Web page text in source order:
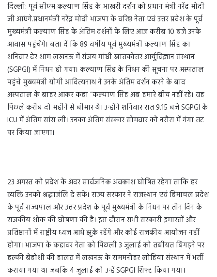
दिल्ली: पूर्व सीएम कल्याण सिंह के आखरी दर्शन को प्रधान मंत्री नरेंद्र मोदी
जी आएंगे.प्रधानमंत्री नरेंद्र मोदी भाजपा के वरिष्ठ नेता एवं उत्तर प्रदेश के पूर्व
मुख्यमंत्री कल्याण सिंह के अंतिम दर्शनों के लिए आज करीब 10 बजे उनके
आवास पहुंचेंगे। बता दें कि 89 वर्षीय पूर्व मुख्यमंत्री कल्याण सिंह का
शनिवार देर शाम लखनऊ में संजय गांधी स्नातकोत्तर आर्युविज्ञान संस्थान
(SGPGI) में निधन हो गया। कल्याण सिंह के निधन की सूचना पर अस्पताल
पहुंचे मुख्यमंत्री योगी आदित्यनाथ ने उनके अंतिम दर्शन करने के बाद
अस्पताल के बाहर आकर कहा ”कल्याण सिंह अब हमारे बीच नहीं रहे। वह
पिछले करीब दो महीने से बीमार थे। उन्होंने शनिवार रात 9.15 बजे SGPGI के
ICU में अंतिम सांस ली। उनका अंतिम संस्कार सोमवार को नरौरा में गंगा तट
पर किया जाएगा।
23 अगस्त को प्रदेश के अंदर सार्वजनिक अवकाश घोषित रहेगा ताकि हर
व्यक्ति उनको श्रद्धाजंलि दे सकें। राज्य सरकार ने राजस्थान एवं हिमाचल प्रदेश
के पूर्व राज्यपाल और उत्तर प्रदेश के पूर्व मुख्यमंत्री के निधन पर तीन दिन के
राजकीय शोक की घोषणा की है। इस दौरान सभी सरकारी इमारतों और
प्रतिष्ठानों में राष्ट्रीय ध्वज आधे झुके रहेंगे और कोई राजकीय आयोजन नहीं
होगा। भाजपा के कद्दावर नेता को पिछली 3 जुलाई को तबीयत बिगड़ने पर
हल्की बेहोशी की हालत में लखनऊ के राममनोहर लोहिया संस्थान में भर्ती
कराया गया था जबकि 4 जुलाई को उन्हें SGPGI शिफ्ट किया गया।